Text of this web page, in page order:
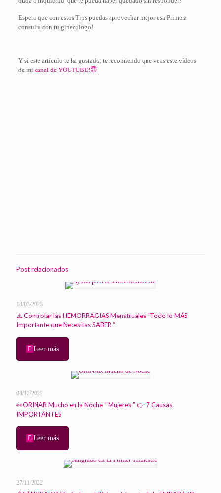
Espero que con estos Tips puedas aprovechar mejor esa Primera
consulta con tu ginecólogo!
Y si este artículo te ha gustado, te recomiendo que veas este vídeos
de mi canal de YOUTUBE!😇
Post relacionados
18/03/2023
⚠️ Controlar las HEMORRAGIAS Menstruales “Todo lo MÁS
Importante que Necesitas SABER “
Leer más
04/12/2022
👀ORINAR Mucho en la Noche ” Mujeres ” 👉 7 Causas
IMPORTANTES
Leer más
27/11/2022